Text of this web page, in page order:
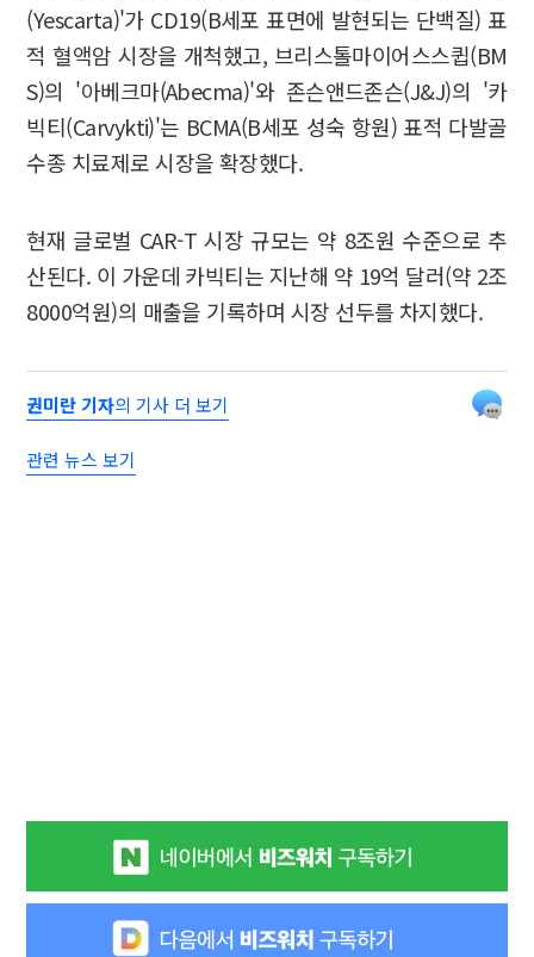
(Yescarta)'가 CD19(B세포 표면에 발현되는 단백질) 표
적 혈액암 시장을 개척했고, 브리스톨마이어스스큅(BM
S)의 '아베크마(Abecma)'와 존슨앤드존슨(J&J)의 '카
빅티(Carvykti)'는 BCMA(B세포 성숙 항원) 표적 다발골
수종 치료제로 시장을 확장했다.
현재 글로벌 CAR-T 시장 규모는 약 8조원 수준으로 추
산된다. 이 가운데 카빅티는 지난해 약 19억 달러(약 2조
8000억원)의 매출을 기록하며 시장 선두를 차지했다.
권미란 기자의 기사 더 보기
관련 뉴스 보기